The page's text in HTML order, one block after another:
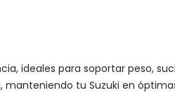
ideales para soportar peso,
tu Suzuki en